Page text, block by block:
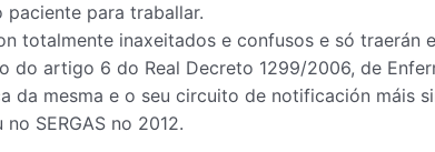
paciente para traballar.
totalmente inaxeitados e confusos e só traerán
do artigo 6 do Real Decreto 1299/2006, de
da mesma e o seu circuito de notificación máis
SERGAS no 2012.